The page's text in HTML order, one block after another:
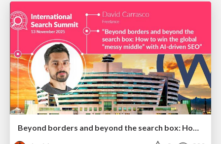
Beyond borders and beyond the search box: How to win the global "messy middle" with AI-driven SEO